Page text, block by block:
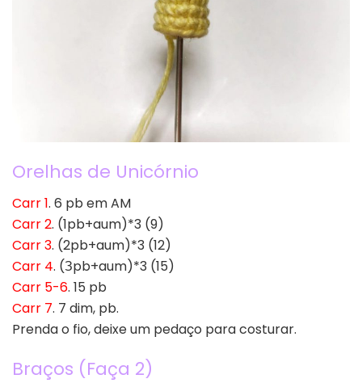
Orelhas de Unicórnio
Carr 1. 6 pb em AM
Carr 2. (1pb+aum)*3 (9)
Carr 3. (2pb+aum)*3 (12)
Carr 4. (Зpb+aum)*3 (15)
Carr 5-6. 15 pb
Carr 7. 7 dim, pb.
Prenda o fio, deixe um pedaço para costurar.
Braços (Faça 2)